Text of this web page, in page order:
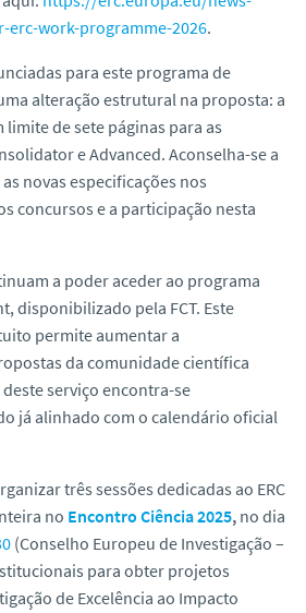
erc-work-programme-2026.
para este programa de
alteração estrutural na proposta: a
limite de sete páginas para as
eAdvanced. Aconselha-se a
novas especificações nos
concursos e a participação nesta
a poder aceder ao programa
disponibilizado pela FCT. Este
permite aumentar a
da comunidade científica
serviço encontra-se
já alinhado com o calendário oficial
três sessões dedicadas ao ERC
no Encontro Ciência 2025, no dia
(Conselho Europeu de Investigação –
para obter projetos
de Excelência ao Impacto